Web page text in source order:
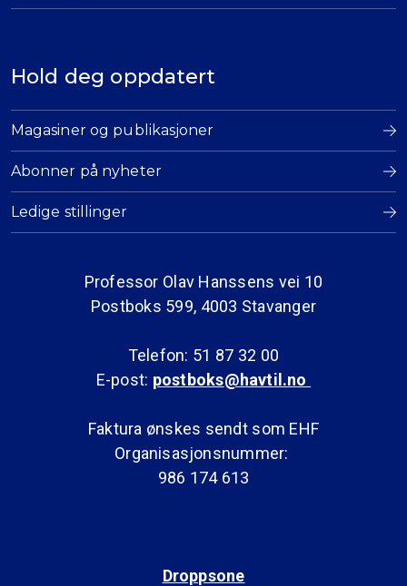
Hold deg oppdatert
Magasiner og publikasjoner
Abonner på nyheter
Ledige stillinger
Professor Olav Hanssens vei 10
Postboks 599, 4003 Stavanger
Telefon: 51 87 32 00
E-post: postboks@havtil.no
Faktura ønskes sendt som EHF
Organisasjonsnummer:
986 174 613
Droppsone